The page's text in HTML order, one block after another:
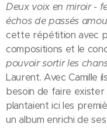
Deux voix en miroir -
échos de passés
cette répétition avec
compositions et le
pouvoir sortir les
Laurent. Avec Camille
besoin de faire exister
plantaient ici les
un album enrichi de